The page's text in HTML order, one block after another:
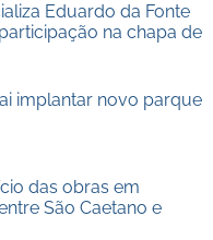
Eduardo da Fonte
na chapa de
implantar novo parque
das obras em
São Caetano e